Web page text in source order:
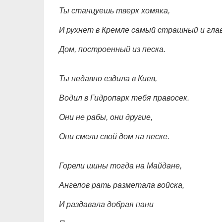
Ты станцуешь тверк хомяка,
И рухнет в Кремле самый страшный и
Дом, построенный из песка.
Ты недавно ездила в Киев,
Водил в Гидропарк тебя правосек.
Они не рабы, они другие,
Они смели свой дом на песке.
Горели шины тогда на Майдане,
Ангелов рать разметала войска,
И раздавала добрая пани